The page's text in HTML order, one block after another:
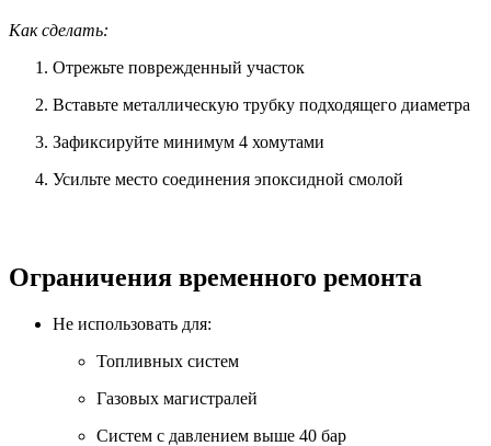
Как сделать:
Отрежьте поврежденный участок
Вставьте металлическую трубку подходящего диаметра
Зафиксируйте минимум 4 хомутами
Усильте место соединения эпоксидной смолой
Ограничения временного ремонта
Не использовать для:
Топливных систем
Газовых магистралей
Систем с давлением выше 40 бар